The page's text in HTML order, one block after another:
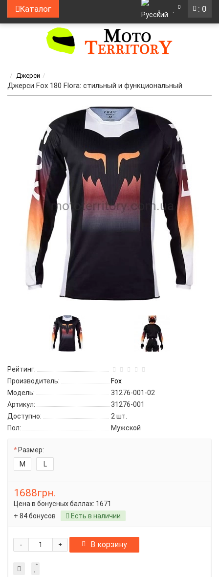
: 0
Каталог 0
Джерси
Джерси Fox 180 Flora: стильный и функциональный
Рейтинг:
Производитель:
Fox
Модель:
31276-001-02
Артикул:
31276-001
Доступно:
2 шт.
Пол:
Мужской
Размер:
M
L
1688грн.
Цена в бонусных баллах: 1671
+ 84 бонусов
Есть в наличии
+
- В корзину